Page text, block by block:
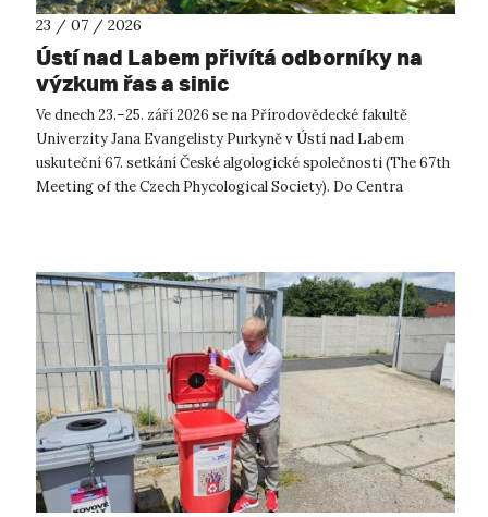
23 / 07 / 2026
Ústí nad Labem přivítá odborníky na
výzkum řas a sinic
Ve dnech 23.–25. září 2026 se na Přírodovědecké fakultě
Univerzity Jana Evangelisty Purkyně v Ústí nad Labem
uskuteční 67. setkání České algologické společnosti (The 67th
Meeting of the Czech Phycological Society). Do Centra